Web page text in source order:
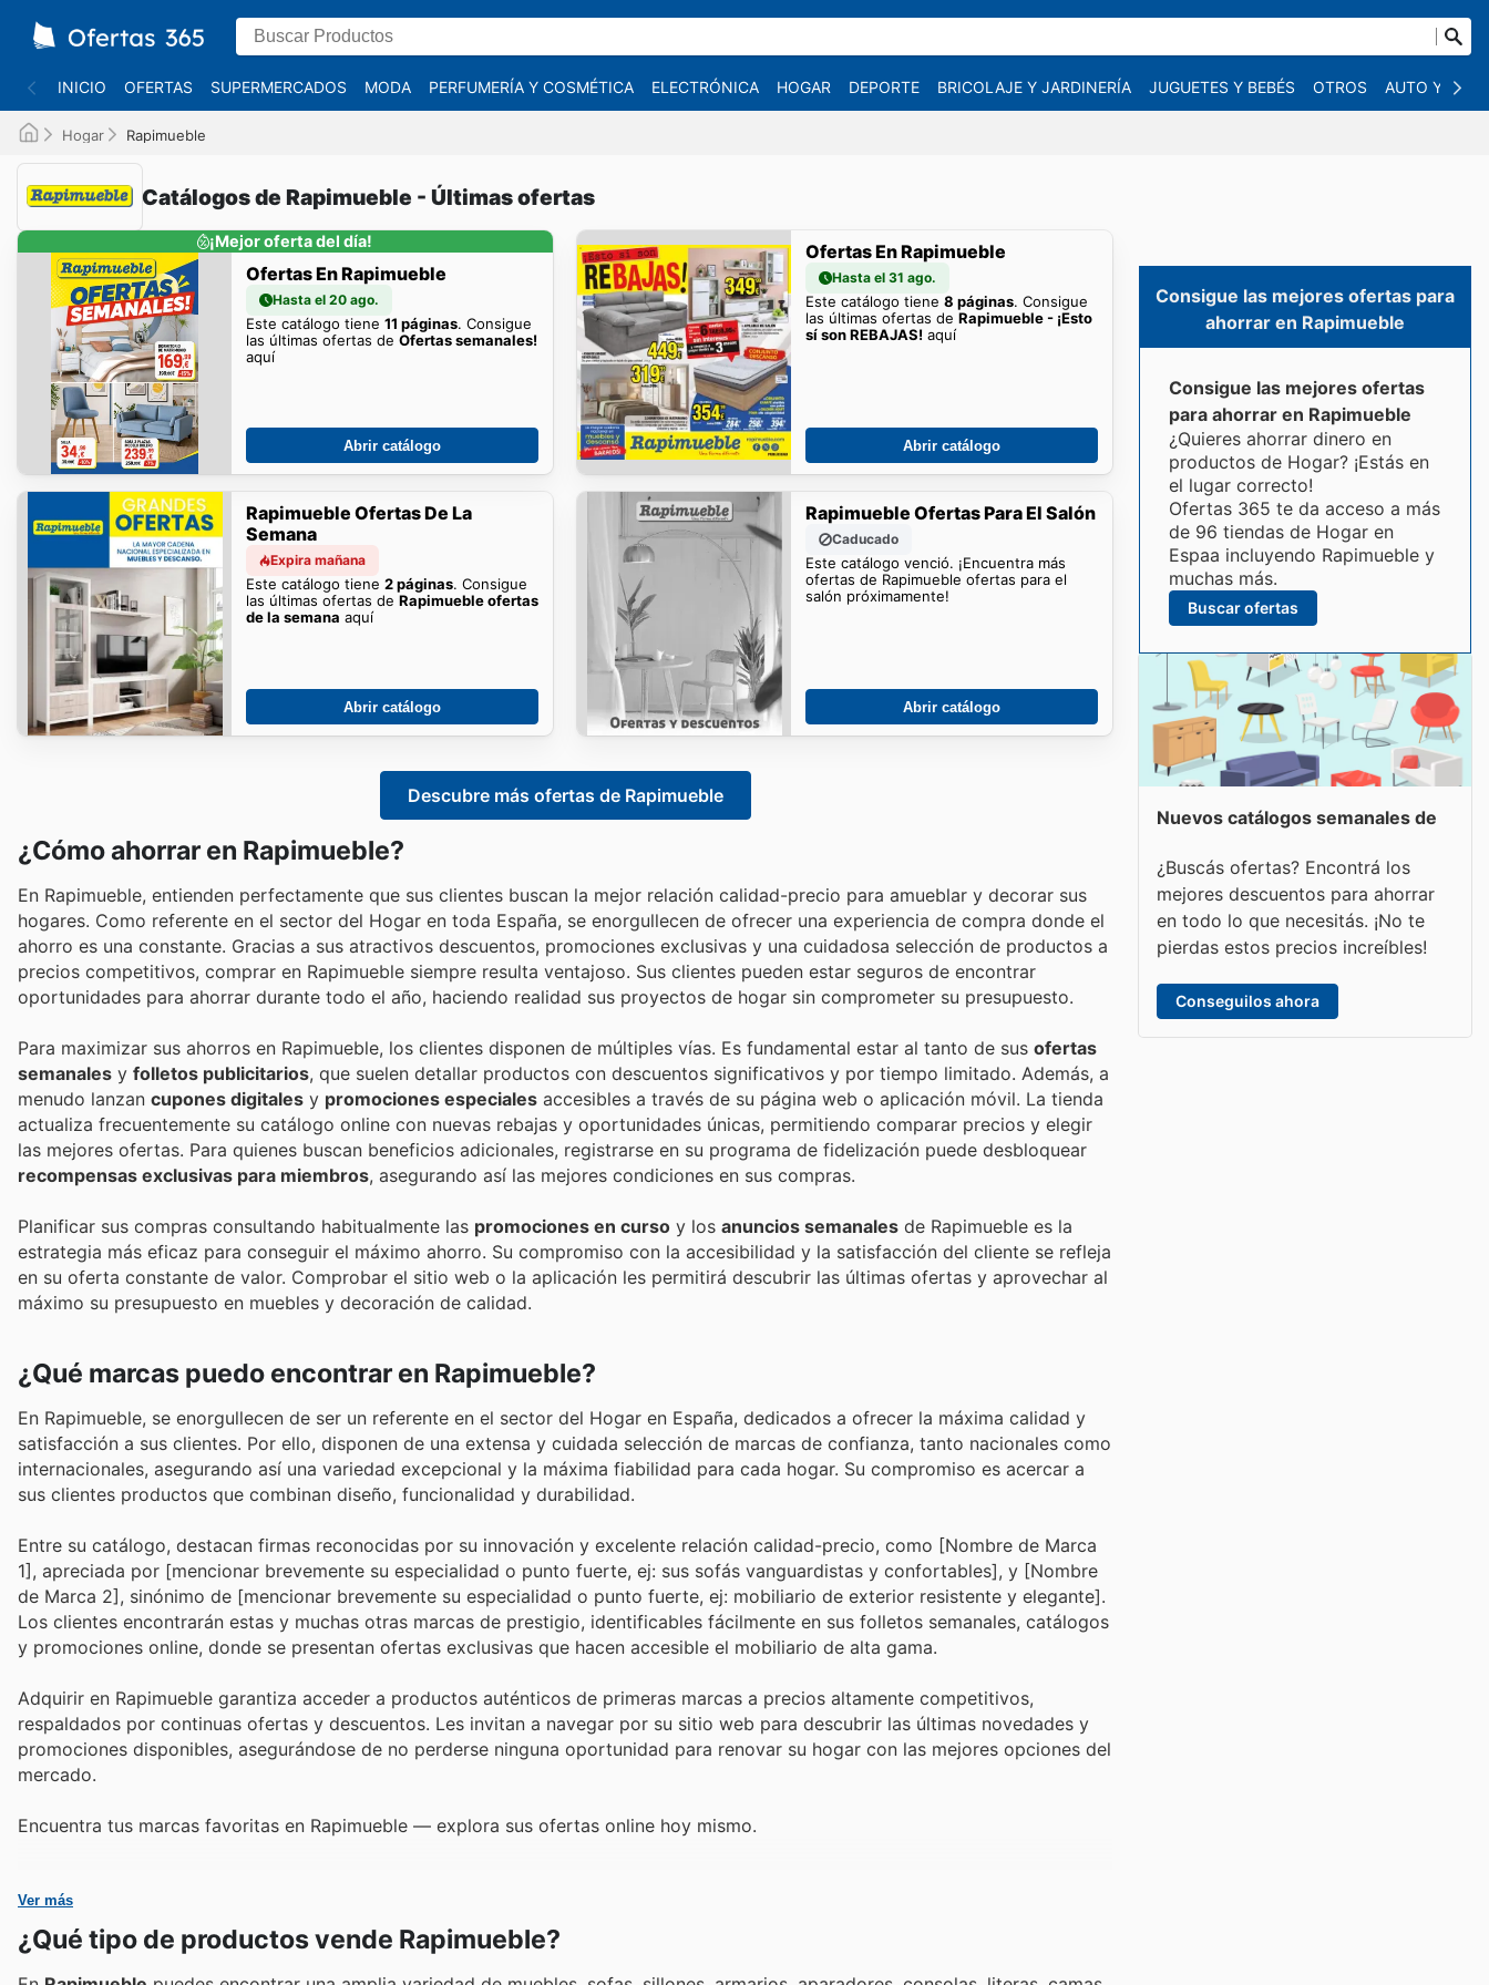
INICIO OFERTAS SUPERMERCADOS MODA PERFUMERÍA Y COSMÉTICA ELECTRÓNICA HOGAR DEPORTE BRICOLAJE Y JARDINERÍA JUGUETES Y BEBÉS OTROS AUTO Y
Hogar Rapimueble
Catálogos de Rapimueble - Últimas ofertas
¡Mejor oferta del día!
Ofertas En Rapimueble
Hasta el 20 ago.
Este catálogo tiene 11 páginas. Consigue
las últimas ofertas de Ofertas semanales!
aquí
Abrir catálogo
Ofertas En Rapimueble
Hasta el 31 ago.
Este catálogo tiene8 páginas. Consigue
las últimas ofertas deRapimueble - ¡Esto
sí son REBAJAS! aquí
Abrir catálogo
Rapimueble Ofertas De La
Semana
Expira mañana
Este catálogo tiene 2 páginas. Consigue
las últimas ofertas de Rapimueble ofertas
de la semana aquí
Abrir catálogo
Rapimueble Ofertas Para El Salón
Caducado
Este catálogo venció. ¡Encuentra más
ofertas de Rapimueble ofertas para el
salón próximamente!
Abrir catálogo
Descubre más ofertas de Rapimueble
¿Cómo ahorrar en Rapimueble?
En Rapimueble, entienden perfectamente que sus clientes buscan la mejor relación calidad-precio para amueblar y decorar sus
hogares. Como referente en el sector del Hogar en toda España, se enorgullecen de ofrecer una experiencia de compra donde el
ahorro es una constante. Gracias a sus atractivos descuentos, promociones exclusivas y una cuidadosa selección de productos a
precios competitivos, comprar en Rapimueble siempre resulta ventajoso. Sus clientes pueden estar seguros de encontrar
oportunidades para ahorrar durante todo el año, haciendo realidad sus proyectos de hogar sin comprometer su presupuesto.
Para maximizar sus ahorros en Rapimueble, los clientes disponen de múltiples vías. Es fundamental estar al tanto de sus ofertas
semanales y folletos publicitarios, que suelen detallar productos con descuentos significativos y por tiempo limitado. Además, a
menudo lanzan cupones digitales y promociones especiales accesibles a través de su página web o aplicación móvil. La tienda
actualiza frecuentemente su catálogo online con nuevas rebajas y oportunidades únicas, permitiendo comparar precios y elegir
las mejores ofertas. Para quienes buscan beneficios adicionales, registrarse en su programa de fidelización puede desbloquear
recompensas exclusivas para miembros, asegurando así las mejores condiciones en sus compras.
Planificar sus compras consultando habitualmente las promociones en curso y los anuncios semanales de Rapimueble es la
estrategia más eficaz para conseguir el máximo ahorro. Su compromiso con la accesibilidad y la satisfacción del cliente se refleja
en su oferta constante de valor. Comprobar el sitio web o la aplicación les permitirá descubrir las últimas ofertas y aprovechar al
máximo su presupuesto en muebles y decoración de calidad.
¿Qué marcas puedo encontrar en Rapimueble?
En Rapimueble, se enorgullecen de ser un referente en el sector del Hogar en España, dedicados a ofrecer la máxima calidad y
satisfacción a sus clientes. Por ello, disponen de una extensa y cuidada selección de marcas de confianza, tanto nacionales como
internacionales, asegurando así una variedad excepcional y la máxima fiabilidad para cada hogar. Su compromiso es acercar a
sus clientes productos que combinan diseño, funcionalidad y durabilidad.
Entre su catálogo, destacan firmas reconocidas por su innovación y excelente relación calidad-precio, como [Nombre de Marca
1], apreciada por [mencionar brevemente su especialidad o punto fuerte, ej: sus sofás vanguardistas y confortables], y [Nombre
de Marca 2], sinónimo de [mencionar brevemente su especialidad o punto fuerte, ej: mobiliario de exterior resistente y elegante].
Los clientes encontrarán estas y muchas otras marcas de prestigio, identificables fácilmente en sus folletos semanales, catálogos
y promociones online, donde se presentan ofertas exclusivas que hacen accesible el mobiliario de alta gama.
Adquirir en Rapimueble garantiza acceder a productos auténticos de primeras marcas a precios altamente competitivos,
respaldados por continuas ofertas y descuentos. Les invitan a navegar por su sitio web para descubrir las últimas novedades y
promociones disponibles, asegurándose de no perderse ninguna oportunidad para renovar su hogar con las mejores opciones del
mercado.
Encuentra tus marcas favoritas en Rapimueble — explora sus ofertas online hoy mismo.
Ver más
¿Qué tipo de productos vende Rapimueble?
Consigue las mejores ofertas para
ahorrar en Rapimueble
Consigue las mejores ofertas
para ahorrar en Rapimueble
¿Quieres ahorrar dinero en
productos de Hogar? ¡Estás en
el lugar correcto!
Ofertas 365 te da acceso a más
de 96 tiendas de Hogar en
Espaa incluyendo Rapimueble y
muchas más.
Buscar ofertas
Nuevos catálogos semanales de
¿Buscás ofertas? Encontrá los
mejores descuentos para ahorrar
en todo lo que necesitás. ¡No te
pierdas estos precios increíbles!
Conseguilos ahora